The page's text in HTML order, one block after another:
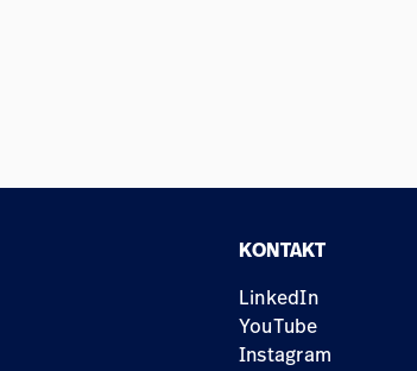
KONTAKT
LinkedIn
YouTube
Instagram